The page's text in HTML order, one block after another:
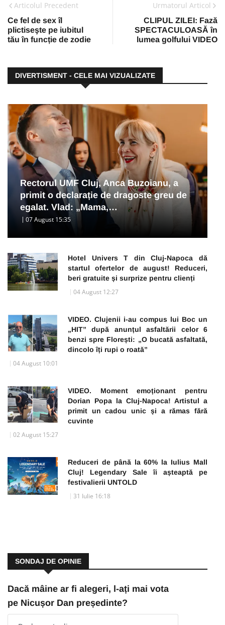
Articolul Precedent
Ce fel de sex îl
plictiseşte pe iubitul
tău în funcție de zodie
Urmatorul Articol
CLIPUL ZILEI: Fază
SPECTACULOASĂ în
lumea golfului VIDEO
DIVERTISMENT - CELE MAI VIZUALIZATE
Rectorul UMF Cluj, Anca Buzoianu, a
primit o declarație de dragoste greu de
egalat. Vlad: „Mama,…
07 August 15:35
Hotel Univers T din Cluj-Napoca dă
startul ofertelor de august! Reduceri,
beri gratuite și surprize pentru clienți
04 August 12:27
VIDEO. Clujenii i-au compus lui Boc un
„HIT” după anunțul asfaltării celor 6
benzi spre Florești: „O bucată asfaltată,
dincolo îți rupi o roată”
04 August 10:01
VIDEO. Moment emoționant pentru
Dorian Popa la Cluj-Napoca! Artistul a
primit un cadou unic și a rămas fără
cuvinte
02 August 15:27
Reduceri de până la 60% la Iulius Mall
Cluj! Legendary Sale îi așteaptă pe
festivalierii UNTOLD
31 Iulie 16:18
SONDAJ DE OPINIE
Dacă mâine ar fi alegeri, l-ați mai vota
pe Nicușor Dan președinte?